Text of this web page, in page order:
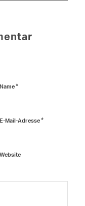
Name*
E-Mail-Adresse*
Website